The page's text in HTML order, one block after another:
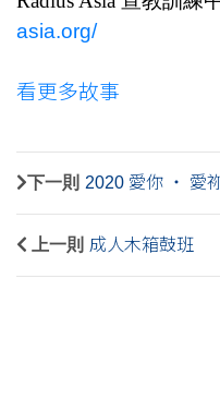
asia.org/
看更多故事
下一則 2020 愛你 ‧ 愛
上一則 成人木箱鼓班